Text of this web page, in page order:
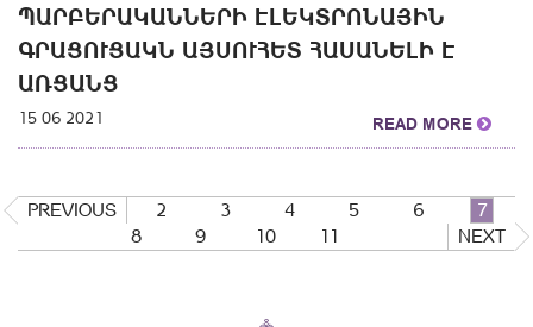
ՊԱՐԲԵՐԱԿԱՆՆԵՐԻ ԷԼԵԿՏՐՈՆԱՅԻՆ
ԳՐԱՑՈՒՑԱԿՆ ԱՅՍՈՒՀԵՏ ՀԱՍԱՆԵԼԻ Է
ԱՌՑԱՆՑ
15 06 2021 READ MORE
PREVIOUS 2 3 4 5 6
7
8
9 10 11 NEXT